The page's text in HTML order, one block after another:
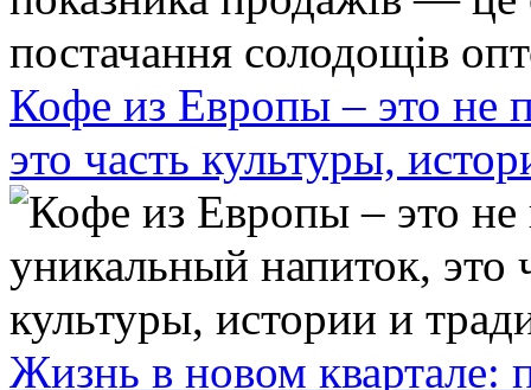
Кофе из Европы – это не
это часть культуры,
Жизнь в новом квартале: